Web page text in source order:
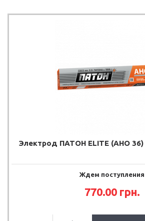
Электрод ПАТОН ELITE (АНО 36)
Ждем поступления
770.00 грн.